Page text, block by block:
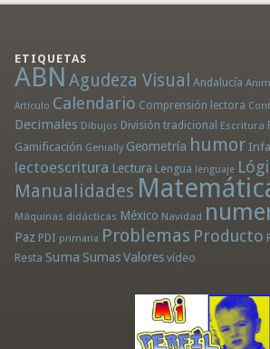
ETIQUETAS
ABN Agudeza Visual Andalucía
Artículo Calendario Comprensión lectora
Decimales Dibujos División tradicional Escritura
Gamificación Genially Geometría humor
lectoescritura Lectura Lengua lenguaje
Manualidades
Máquinas didácticas México Navidad
Paz PDI primaria Problemas Producto
Resta Suma Sumas Valores vídeo